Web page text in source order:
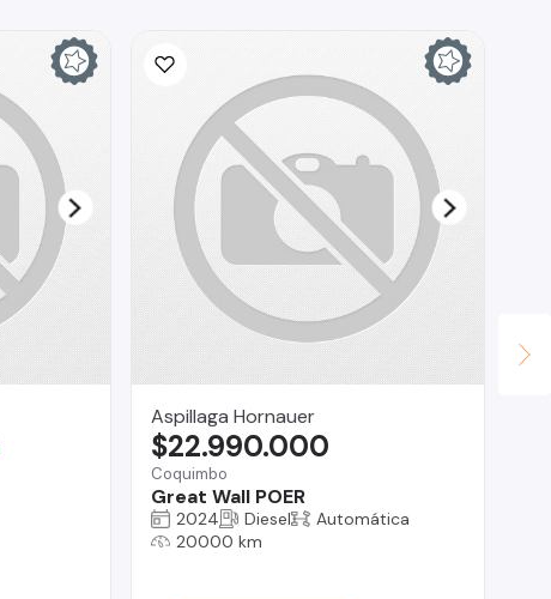
Aspillaga Hornauer
Coquimbo
Great Wall POER
$22.990.000
2024 Diesel
Automática
20000 km